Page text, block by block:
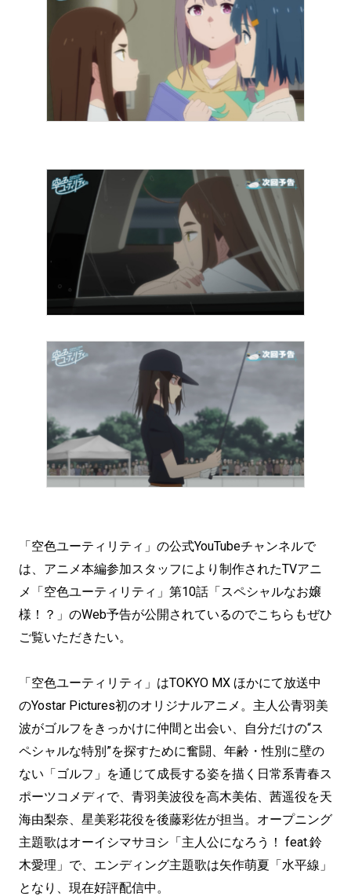
「空色ユーティリティ」の公式YouTubeチャンネルで
は、アニメ本編参加スタッフにより制作されたTVアニ
メ「空色ユーティリティ」第10話「スペシャルなお嬢
様！？」のWeb予告が公開されているのでこちらもぜひ
ご覧いただきたい。
「空色ユーティリティ」はTOKYO MX ほかにて放送中
のYostar Pictures初のオリジナルアニメ。主人公青羽美
波がゴルフをきっかけに仲間と出会い、自分だけの“ス
ペシャルな特別”を探すために奮闘、年齢・性別に壁の
ない「ゴルフ」を通じて成長する姿を描く日常系青春ス
ポーツコメディで、青羽美波役を高木美佑、茜遥役を天
海由梨奈、星美彩花役を後藤彩佐が担当。オープニング
主題歌はオーイシマサヨシ「主人公になろう！ feat.鈴
木愛理」で、エンディング主題歌は矢作萌夏「水平線」
となり、現在好評配信中。